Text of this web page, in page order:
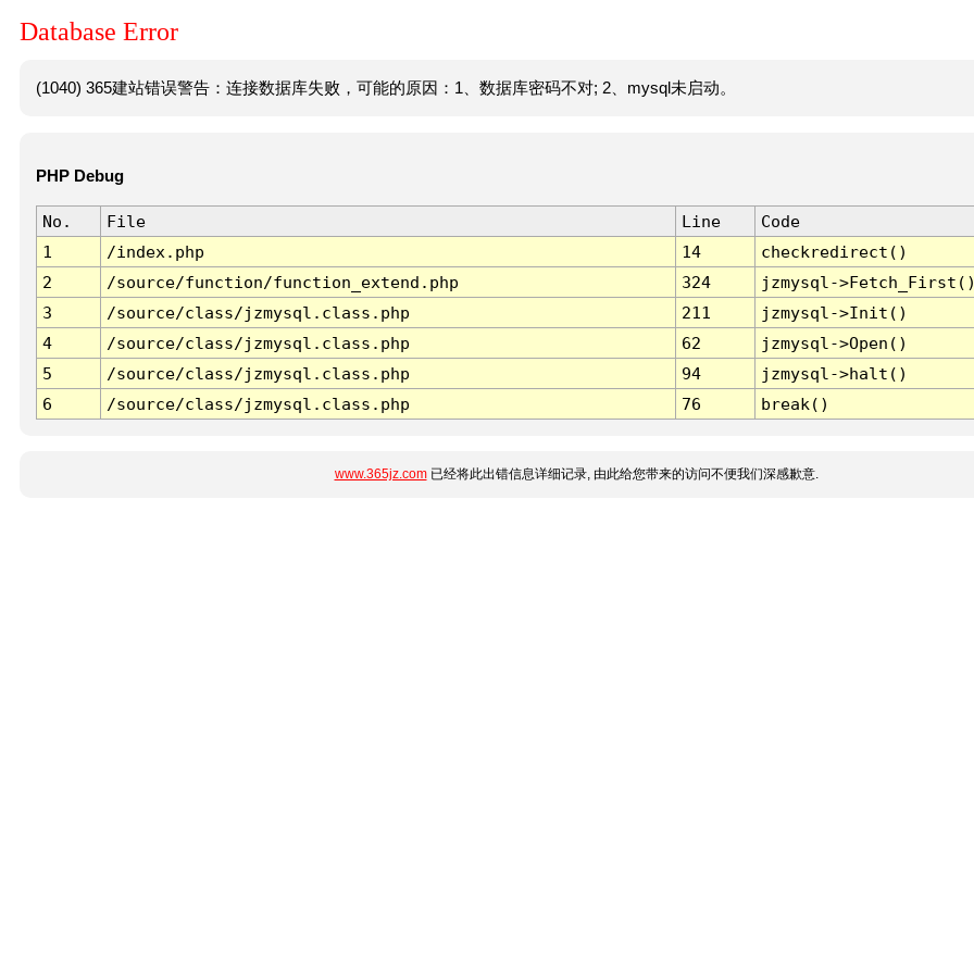
Database Error
(1040) 365建站错误警告：连接数据库失败，可能的原因：1、数据库密码不对; 2、mysql未启动。
PHP Debug
No. File Line
Code
1
/index.php 14
checkredirect()
2
/source/function/function_extend.php 324
jzmysql-
3
/source/class/jzmysql.class.php 211
jzmysql->Init()
4
/source/class/jzmysql.class.php 62
jzmysql->Open()
5
/source/class/jzmysql.class.php 94
jzmysql->halt()
6
/source/class/jzmysql.class.php 76 break()
www.365jz.com已经将此出错信息详细记录, 由此给您带来的访问不便我们深感歉意.